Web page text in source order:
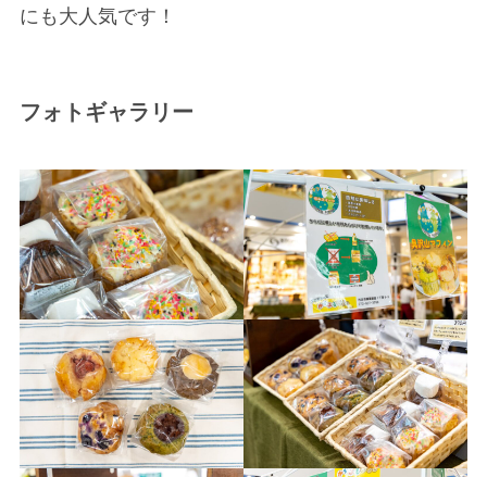
にも大人気です！
フォトギャラリー